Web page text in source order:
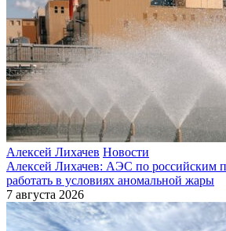
Алексей Лихачев Новости
Алексей Лихачев: АЭС по российским
работать в условиях аномальной жары
7 августа 2026